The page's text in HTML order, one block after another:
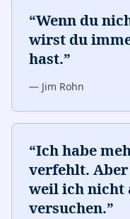
“Wenn du
wirst du
hast.”
— Jim Rohn
“Ich habe
verfehlt.
weil ich nicht
versuchen.”